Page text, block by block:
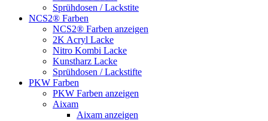
Sprühdosen / Lackstite
NCS2® Farben
NCS2® Farben anzeigen
2K Acryl Lacke
Nitro Kombi Lacke
Kunstharz Lacke
Sprühdosen / Lackstifte
PKW Farben
PKW Farben anzeigen
Aixam
Aixam anzeigen